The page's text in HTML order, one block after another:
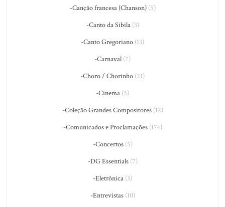
-Canção francesa (Chanson)(5)
-Canto da Sibila(3)
-Canto Gregoriano (13)
-Carnaval (7)
-Choro / Chorinho (21)
-Cinema (5)
-Coleção Grandes Compositores(12)
-Comunicados e Proclamações(174)
-Concertos(5)
-DG Essentials(7)
-Eletrônica (3)
-Entrevistas(10)